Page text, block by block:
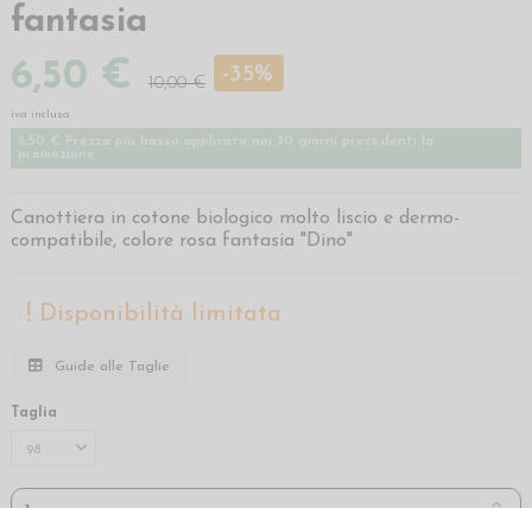
fantasia
6,50 € 10,00 € -35%
iva inclusa
6,50 € Prezzo più basso applicato nei 30 giorni precedenti la
promozione
Canottiera in cotone biologico molto liscio e dermo-
compatibile, colore rosa fantasia "Dino"
Disponibilità limitata
Guide alle Taglie
Taglia